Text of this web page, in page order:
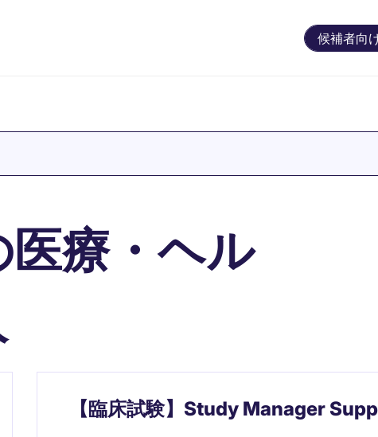
候補者向
医療・ヘル
【臨床試験】Study Manager